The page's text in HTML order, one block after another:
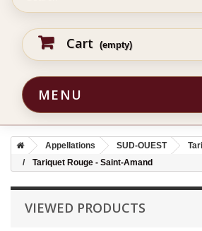
Cart (empty)
MENU
Appellations SUD-OUEST
Tariquet Rouge - Saint-Amand
VIEWED PRODUCTS